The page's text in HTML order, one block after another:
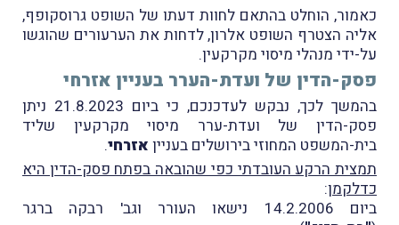
כאמור, הוחלט בהתאם לחוות דעתו של השופט גרוסקופף,
אליה הצטרף השופט אלרון, לדחות את הערעורים שהוגשו
על-ידי מנהלי מיסוי מקרקעין.
פסק-הדין של ועדת-הערר בעניין אזרחי
בהמשך לכך, נבקש לעדכנכם, כי ביום 21.8.2023 ניתן
פסק-הדין של ועדת-ערר מיסוי מקרקעין שליד
בית-המשפט המחוזי בירושלים בעניין אזרחי.
תמצית הרקע העובדתי כפי שהובאה בפתח פסק-הדין היא
כדלקמן:
ביום 14.2.2006 נישאו העורר וגב' רבקה ברגר